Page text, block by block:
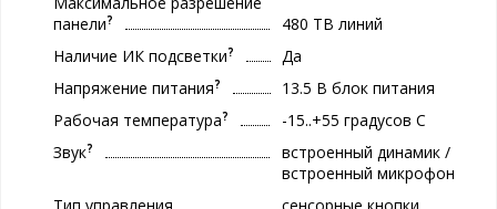
панели?
480 ТВ линий
Наличие ИК подсветки?
Да
Напряжение питания?
13.5 В блок питания
Рабочая температура?
-15..+55 градуcов С
Звук?
встроенный динамик /
встроенный микрофон
Тип управления
сенсорные кнопки